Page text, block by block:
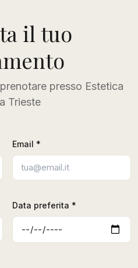
il tuo
presso Estetica
Trieste
Email *
Data preferita *